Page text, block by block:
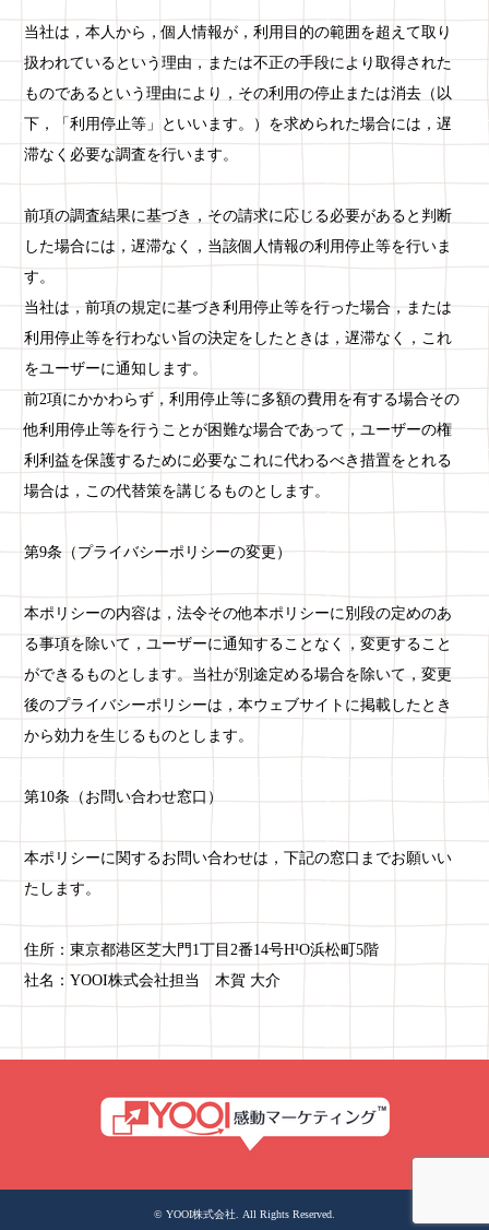
当社は，本人から，個人情報が，利用目的の範囲を超えて取り
扱われているという理由，または不正の手段により取得された
ものであるという理由により，その利用の停止または消去（以
下，「利用停止等」といいます。）を求められた場合には，遅
滞なく必要な調査を行います。
前項の調査結果に基づき，その請求に応じる必要があると判断
した場合には，遅滞なく，当該個人情報の利用停止等を行いま
す。
当社は，前項の規定に基づき利用停止等を行った場合，または
利用停止等を行わない旨の決定をしたときは，遅滞なく，これ
をユーザーに通知します。
前2項にかかわらず，利用停止等に多額の費用を有する場合その
他利用停止等を行うことが困難な場合であって，ユーザーの権
利利益を保護するために必要なこれに代わるべき措置をとれる
場合は，この代替策を講じるものとします。
第9条（プライバシーポリシーの変更）
本ポリシーの内容は，法令その他本ポリシーに別段の定めのあ
る事項を除いて，ユーザーに通知することなく，変更すること
ができるものとします。当社が別途定める場合を除いて，変更
後のプライバシーポリシーは，本ウェブサイトに掲載したとき
から効力を生じるものとします。
第10条（お問い合わせ窓口）
本ポリシーに関するお問い合わせは，下記の窓口までお願いい
たします。
住所：東京都港区芝大門1丁目2番14号H¹O浜松町5階
社名：YOOI株式会社担当 木賀 大介
© YOOI株式会社. All Rights Reserved.